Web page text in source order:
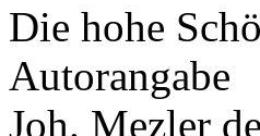
Die hohe
Autorangabe
Joh. Mezler